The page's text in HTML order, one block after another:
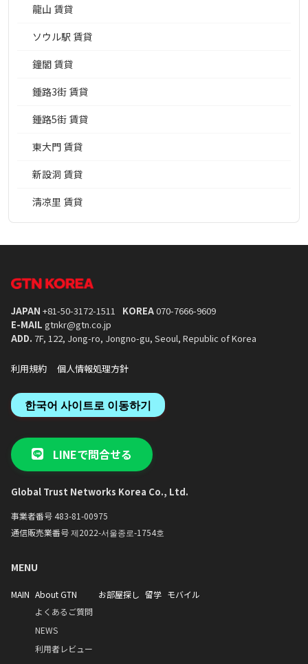
龍山 賃貸
ソウル駅 賃貸
鐘閣 賃貸
鍾路3街 賃貸
鍾路5街 賃貸
東大門 賃貸
新設洞 賃貸
淸凉里 賃貸
JAPAN +81-50-3172-1511 KOREA070-7666-9609
E-MAIL gtnkr@gtn.co.jp
ADD. 7F, 122, Jong-ro, Jongno-gu, Seoul, Republic of Korea
利用規約 個人情報処理方針
한국어 사이트로 이동하기
LINEで問合せる
Global Trust Networks Korea Co., Ltd.
事業者番号 483-81-00975
通信販売業番号 제2022-서울종로-1754호
MENU
MAIN About GTN
よくあるご質問
NEWS
利用者レビュー
お部屋探し 留学 モバイル